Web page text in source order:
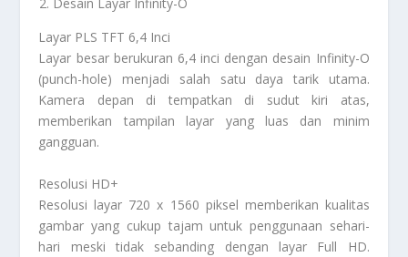
Desain Layar Infinity-O
Layar PLS TFT 6,4 Inci
Layar besar berukuran 6,4 inci dengan desain Infinity-O
(punch-hole) menjadi salah satu daya tarik utama.
Kamera depan di tempatkan di sudut kiri atas,
memberikan tampilan layar yang luas dan minim
gangguan.
Resolusi HD+
Resolusi layar 720 x 1560 piksel memberikan kualitas
gambar yang cukup tajam untuk penggunaan sehari-
hari meski tidak sebanding dengan layar Full HD.